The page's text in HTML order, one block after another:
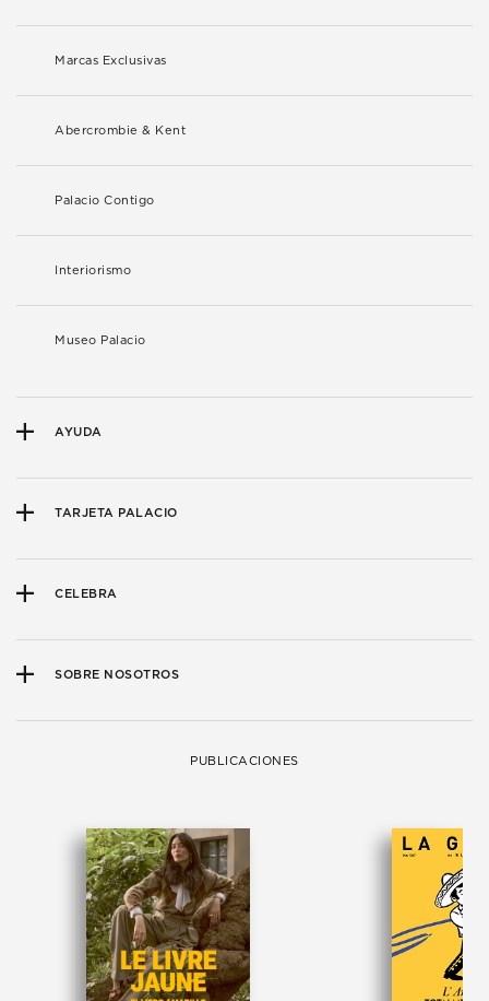
Marcas Exclusivas
Abercrombie & Kent
Palacio Contigo
Interiorismo
Museo Palacio
AYUDA
TARJETA PALACIO
CELEBRA
SOBRE NOSOTROS
PUBLICACIONES